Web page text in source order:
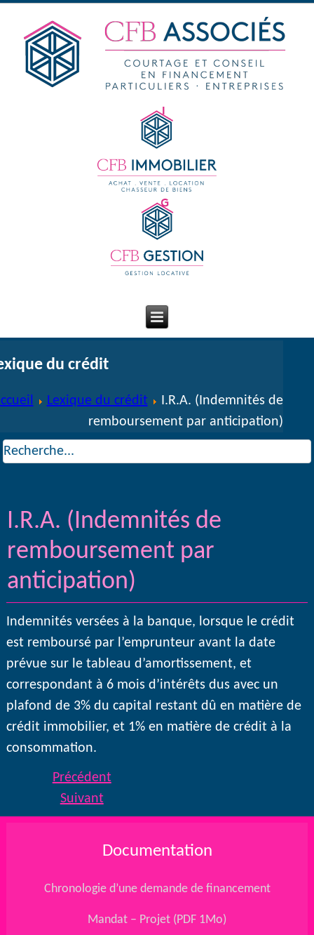
du crédit
Lexique du crédit
I.R.A. (Indemnités de
remboursement par anticipation)
I.R.A. (Indemnités de
remboursement par
anticipation)
Indemnités versées à la banque, lorsque le crédit
est remboursé par l’emprunteur avant la date
prévue sur le tableau d’amortissement, et
correspondant à 6 mois d’intérêts dus avec un
plafond de 3% du capital restant dû en matière de
crédit immobilier, et 1% en matière de crédit à la
consommation.
Précédent
Suivant
Documentation
Chronologie d’une demande de financement
Mandat – Projet (PDF 1Mo)